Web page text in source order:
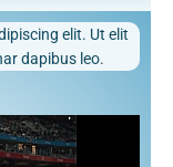
elit. Ut elit
dapibus leo.